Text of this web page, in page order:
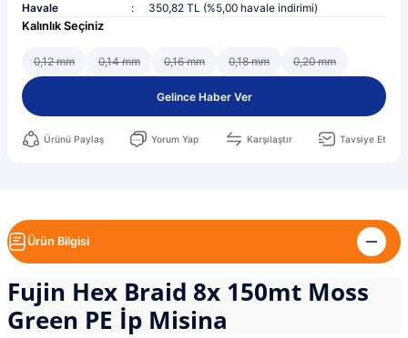
Havale
350,82 TL (%5,00 havale indirimi)
Kalınlık Seçiniz
0,12 mm 0,14 mm 0,16 mm 0,18 mm 0,20 mm
Gelince Haber Ver
Ürünü Paylaş Yorum Yap Karşılaştır Tavsiye Et
Ürün Bilgisi
Fujin Hex Braid 8x 150mt Moss
Green PE İp Misina